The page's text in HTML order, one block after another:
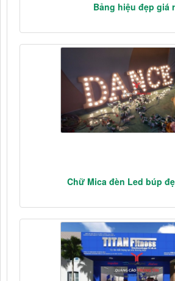
Bảng hiệu đẹp giá
Chữ Mica đèn Led búp